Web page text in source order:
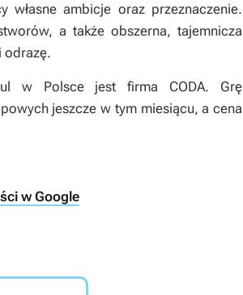
ambicje oraz przeznaczenie.
a także obszerna, tajemnicza
odrazę.
w Polsce jest firma CODA. Grę
jeszcze w tym miesiącu, a cena
w Google